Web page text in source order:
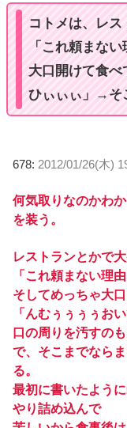
コトメは、レ
「これ頼まな
大口開けて食
ひぃぃぃ」→そ
678: 2012/01/26(木)
何気取りなのかわ
を装う。
レストランとかで
「これ頼まない理
そしてめっちゃ大
「んむぅぅぅぅお
口の周りを汚すのも
で、そこまでなら
る。
最初に書いたよう
やり詰め込んで